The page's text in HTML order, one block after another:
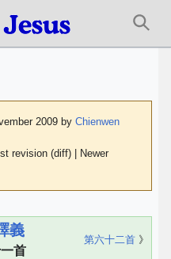
2009 by Chienwen
revision (diff) | Newer
義
首
第六十二首 》